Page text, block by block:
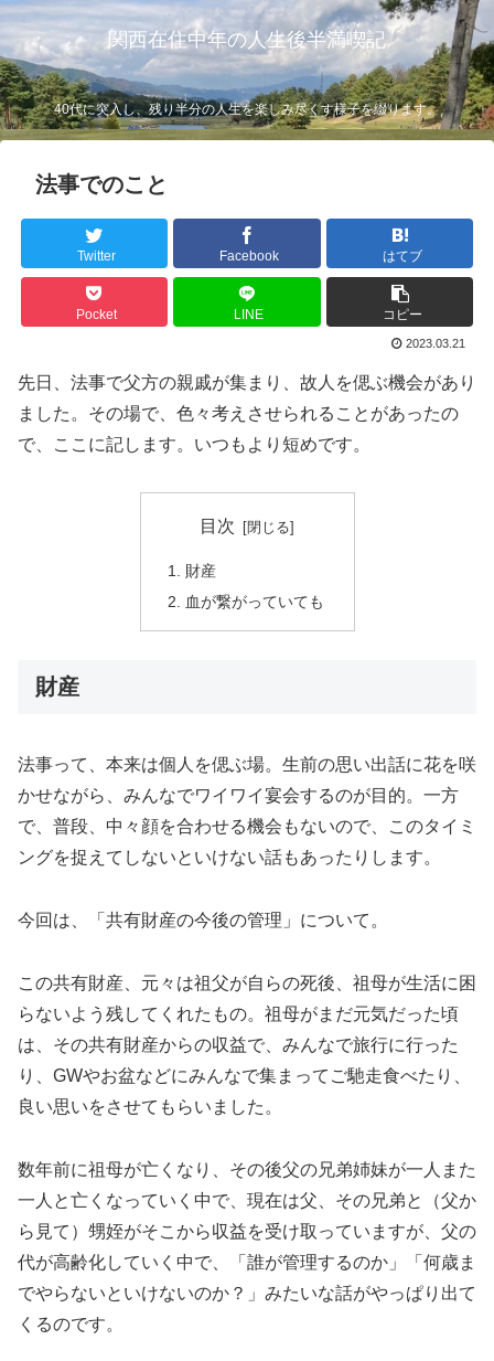
関西在住中年の人生後半満喫記
40代に突入し、残り半分の人生を楽しみ尽くす様子を綴ります。
法事でのこと
Twitter Facebook はてブ
Pocket LINE コピー
2023.03.21
先日、法事で父方の親戚が集まり、故人を偲ぶ機会があり
ました。その場で、色々考えさせられることがあったの
で、ここに記します。いつもより短めです。
目次
財産
血が繋がっていても
財産
法事って、本来は個人を偲ぶ場。生前の思い出話に花を咲
かせながら、みんなでワイワイ宴会するのが目的。一方
で、普段、中々顔を合わせる機会もないので、このタイミ
ングを捉えてしないといけない話もあったりします。
今回は、「共有財産の今後の管理」について。
この共有財産、元々は祖父が自らの死後、祖母が生活に困
らないよう残してくれたもの。祖母がまだ元気だった頃
は、その共有財産からの収益で、みんなで旅行に行った
り、GWやお盆などにみんなで集まってご馳走食べたり、
良い思いをさせてもらいました。
数年前に祖母が亡くなり、その後父の兄弟姉妹が一人また
一人と亡くなっていく中で、現在は父、その兄弟と（父か
ら見て）甥姪がそこから収益を受け取っていますが、父の
代が高齢化していく中で、「誰が管理するのか」「何歳ま
でやらないといけないのか？」みたいな話がやっぱり出て
くるのです。